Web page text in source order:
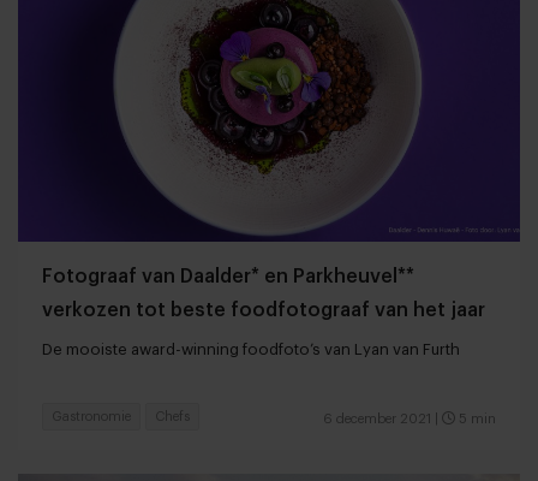
Fotograaf van Daalder* en Parkheuvel**
verkozen tot beste foodfotograaf van het jaar
De mooiste award-winning foodfoto’s van Lyan van Furth
6 december 2021 5 min
Gastronomie Chefs